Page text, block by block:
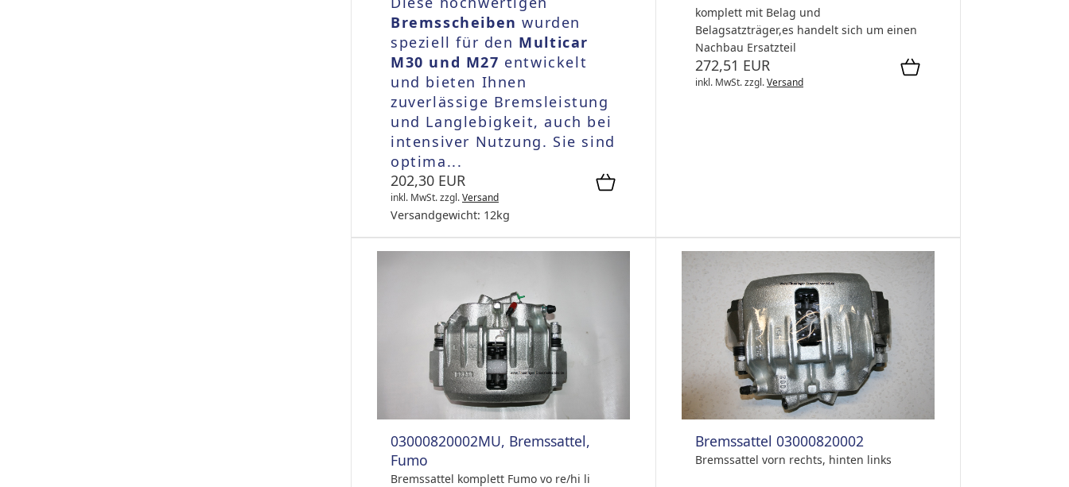
Bremsscheiben wurden
speziell für den Multicar
M30 und M27 entwickelt
und bieten Ihnen
zuverlässige Bremsleistung
und Langlebigkeit, auch bei
intensiver Nutzung. Sie sind
optima...
202,30 EUR
inkl. MwSt.zzgl.Versand
Versandgewicht: 12kg
komplett mit Belag und
Belagsatzträger,es handelt sich um einen
Nachbau Ersatzteil
272,51 EUR
inkl. MwSt.zzgl.Versand
03000820002MU, Bremssattel,
Fumo
Bremssattel komplett Fumo vo re/hi li
Bremssattel 03000820002
Bremssattel vorn rechts, hinten links